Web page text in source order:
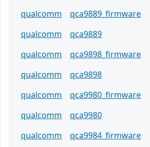
qualcomm
qca9889_firmware
qualcomm
qca9889
qualcomm
qca9898_firmware
qualcomm
qca9898
qualcomm
qca9980_firmware
qualcomm
qca9980
qualcomm
qca9984_firmware